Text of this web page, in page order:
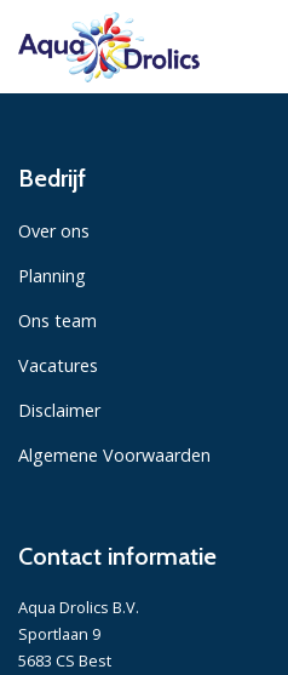
Bedrijf
Over ons
Planning
Ons team
Vacatures
Disclaimer
Algemene Voorwaarden
Contact informatie
Aqua Drolics B.V.
Sportlaan 9
5683 CS Best